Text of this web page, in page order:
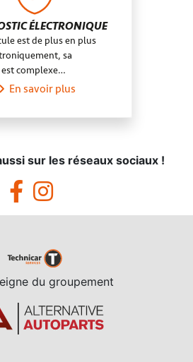
ÉLECTRONIQUE
est de plus en plus
sa
complexe…
En savoir plus
sur les réseaux sociaux !
du groupement